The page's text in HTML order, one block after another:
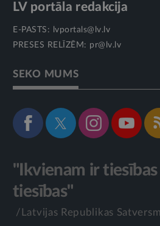
LV portāla redakcija
E-PASTS:
lvportals@lv.lv
PRESES RELĪZĒM: pr@lv.lv
SEKO MUMS
"Ikvienam ir tiesības
tiesības"
/Latvijas Republikas